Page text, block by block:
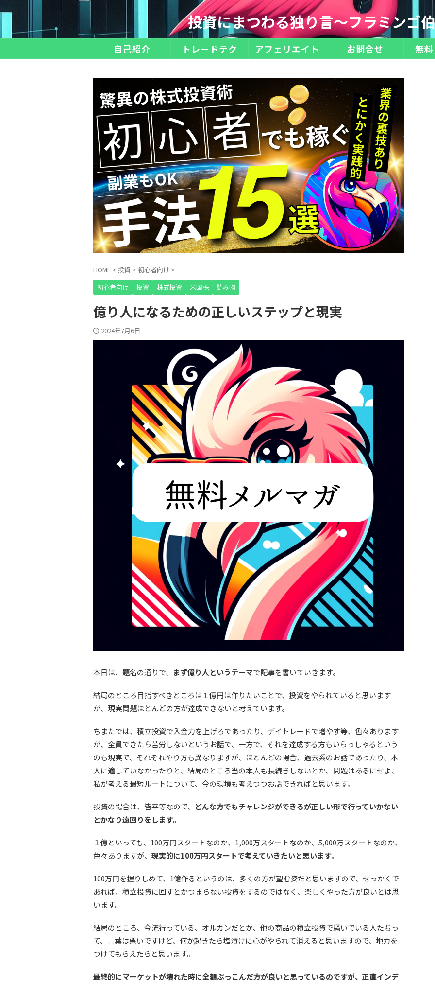
投資にまつわる独り言～フラミンゴ
自己紹介 トレードテク アフェリエイト お問合せ 無
HOME > 投資 > 初心者向け >
初心者向け
投資 株式投資 米国株 読み物
億り人になるための正しいステップと現実
2024年7月6日
本日は、題名の通りで、 まず億り人というテーマで記事を書いていきます。
結局のところ目指すべきところは１億円は作りたいことで、投資をやられていると思います
が、現実問題ほとんどの方が達成できないと考えています。
ちまたでは、積立投資で入金力を上げろであったり、デイトレードで増やす等、色々あります
が、全員できたら苦労しないというお話で、一方で、それを達成する方もいらっしゃるという
のも現実で、それぞれやり方も異なりますが、ほとんどの場合、過去系のお話であったり、本
人に適していなかったりと、結局のところ当の本人も長続きしないとか、問題はあるにせよ、
私が考える最短ルートについて、今の環境も考えつつお話できればと思います。
投資の場合は、皆平等なので、 どんな方でもチャレンジができるが正しい形で行っていかない
とかなり遠回りをします。
１億といっても、100万円スタートなのか、1,000万スタートなのか、5,000万スタートなのか、
色々ありますが、 現実的に100万円スタートで考えていきたいと思います。
100万円を握りしめて、1億作るというのは、多くの方が望む姿だと思いますので、せっかくで
あれば、積立投資に回すとかつまらない投資をするのではなく、楽しくやった方が良いとは思
います。
結局のところ、今流行っている、オルカンだとか、他の商品の積立投資で騒いでいる人たちっ
て、言葉は悪いですけど、何か起きたら塩漬けに心がやられて消えると思いますので、地力を
つけてもらえたらと思います。
最終的にマーケットが壊れた時に全額ぶっこんだ方が良いと思っているのですが、正直インデ